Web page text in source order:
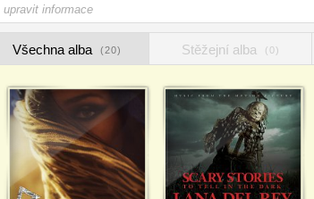
upravit informace
Všechna alba (20) Stěžejní alba (0)